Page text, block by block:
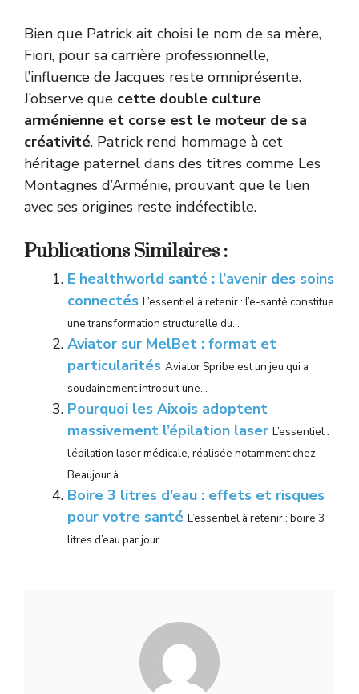
Bien que Patrick ait choisi le nom de sa mère,
Fiori, pour sa carrière professionnelle,
l’influence de Jacques reste omniprésente.
J’observe que cette double culture
arménienne et corse est le moteur de sa
créativité. Patrick rend hommage à cet
héritage paternel dans des titres comme Les
Montagnes d’Arménie, prouvant que le lien
avec ses origines reste indéfectible.
Publications Similaires :
E healthworld santé : l’avenir des soins
connectés L’essentiel à retenir : l’e-santé constitue
une transformation structurelle du...
Aviator sur MelBet : format et
particularités Aviator Spribe est un jeu qui a
soudainement introduit une...
Pourquoi les Aixois adoptent
massivement l’épilation laser L’essentiel :
l’épilation laser médicale, réalisée notamment chez
Beaujour à...
Boire 3 litres d’eau : effets et risques
pour votre santé L’essentiel à retenir : boire 3
litres d’eau par jour...